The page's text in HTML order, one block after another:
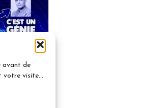
avant de
votre visite...